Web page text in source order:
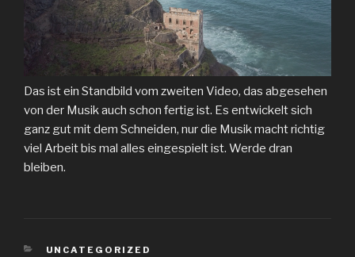
Das ist ein Standbild vom zweiten Video, das abgesehen
von der Musik auch schon fertig ist. Es entwickelt sich
ganz gut mit dem Schneiden, nur die Musik macht richtig
viel Arbeit bis mal alles eingespielt ist. Werde dran
bleiben.
KATEGORIEN
UNCATEGORIZED